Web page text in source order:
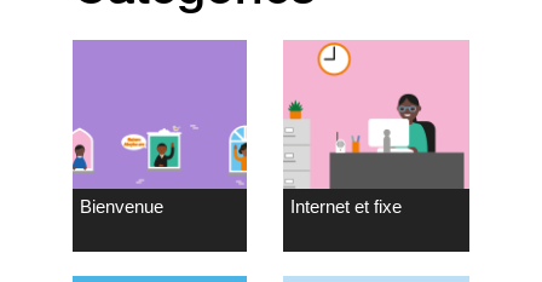
Bienvenue Internet et fixe